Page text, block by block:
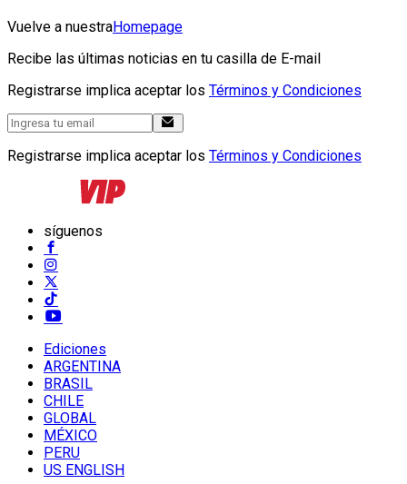
Vuelve a nuestraHomepage
Recibe las últimas noticias en tu casilla de E-mail
Registrarse implica aceptar los Términos y Condiciones
Registrarse implica aceptar los Términos y Condiciones
síguenos
Ediciones
ARGENTINA
BRASIL
CHILE
GLOBAL
MÉXICO
PERU
US ENGLISH